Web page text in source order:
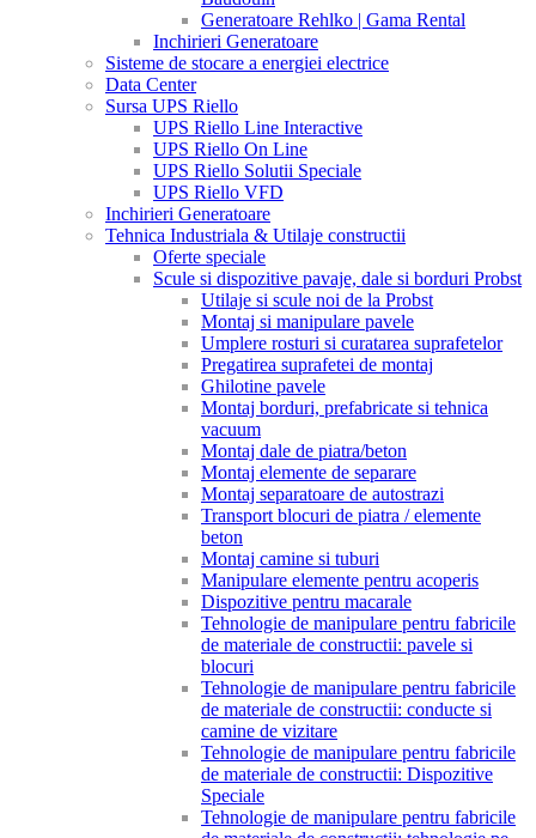
Generatoare Rehlko | Gama Rental
Inchirieri Generatoare
Sisteme de stocare a energiei electrice
Data Center
Sursa UPS Riello
UPS Riello Line Interactive
UPS Riello On Line
UPS Riello Solutii Speciale
UPS Riello VFD
Inchirieri Generatoare
Tehnica Industriala & Utilaje constructii
Oferte speciale
Scule si dispozitive pavaje, dale si borduri Probst
Utilaje si scule noi de la Probst
Montaj si manipulare pavele
Umplere rosturi si curatarea suprafetelor
Pregatirea suprafetei de montaj
Ghilotine pavele
Montaj borduri, prefabricate si tehnica
vacuum
Montaj dale de piatra/beton
Montaj elemente de separare
Montaj separatoare de autostrazi
Transport blocuri de piatra / elemente
beton
Montaj camine si tuburi
Manipulare elemente pentru acoperis
Dispozitive pentru macarale
Tehnologie de manipulare pentru fabricile
de materiale de constructii: pavele si
blocuri
Tehnologie de manipulare pentru fabricile
de materiale de constructii: conducte si
camine de vizitare
Tehnologie de manipulare pentru fabricile
de materiale de constructii: Dispozitive
Speciale
Tehnologie de manipulare pentru fabricile